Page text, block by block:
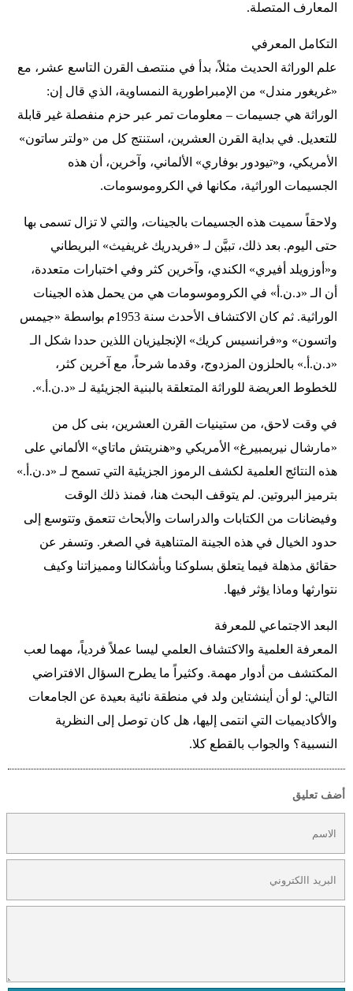
المعارف المتصلة.
التكامل المعرفي
علم الوراثة الحديث مثلاً، بدأ في منتصف القرن التاسع عشر، مع
«غريغور مندل» من الإمبراطورية النمساوية، الذي قال إن:
الوراثة هي جسيمات – معلومات تمر عبر حزم منفصلة غير قابلة
للتعديل. في بداية القرن العشرين، استنتج كل من «ولتر ساتون»
الأمريكي، و«تيودور بوفاري» الألماني، وآخرين، أن هذه
الجسيمات الوراثية، مكانها في الكروموسومات.
ولاحقاً سميت هذه الجسيمات بالجينات، والتي لا تزال تسمى بها
حتى اليوم. بعد ذلك، تبيَّن لـ «فريدريك غريفيث» البريطاني
و«أوزويلد أفيري» الكندي، وآخرين كثر وفي اختبارات متعددة،
أن الـ «د.ن.أ» في الكروموسومات هي من يحمل هذه الجينات
الوراثية. ثم كان الاكتشاف الأحدث سنة 1953م بواسطة «جيمس
واتسون» و«فرانسيس كريك» الإنجليزيان اللذين حددا شكل الـ
«د.ن.أ.» بالحلزون المزدوج، وقدما شرحاً، مع آخرين كثر،
للخطوط العريضة للوراثة المتعلقة بالبنية الجزيئية لـ «د.ن.أ.».
في وقت لاحق، من ستينيات القرن العشرين، بنى كل من
«مارشال نيريمبيرغ» الأمريكي و«هنريتش ماتاي» الألماني على
هذه النتائج العلمية لكشف الرموز الجزيئية التي تسمح لـ «د.ن.أ.»
بترميز البروتين. لم يتوقف البحث هنا، فمنذ ذلك الوقت
وفيضانات من الكتابات والدراسات والأبحاث تتعمق وتتوسع إلى
حدود الخيال في هذه الجينة المتناهية في الصغر. وتسفر عن
حقائق مذهلة فيما يتعلق بسلوكنا وبأشكالنا ومميزاتنا وكيف
نتوارثها وماذا يؤثر فيها.
البعد الاجتماعي للمعرفة
المعرفة العلمية والاكتشاف العلمي ليسا عملاً فردياً، مهما لعب
المكتشف من أدوار مهمة. وكثيراً ما يطرح السؤال الافتراضي
التالي: لو أن أينشتاين ولد في منطقة نائية بعيدة عن الجامعات
والأكاديميات التي انتمى إليها، هل كان توصل إلى النظرية
النسبية؟ والجواب بالقطع كلا.
أضف تعليق